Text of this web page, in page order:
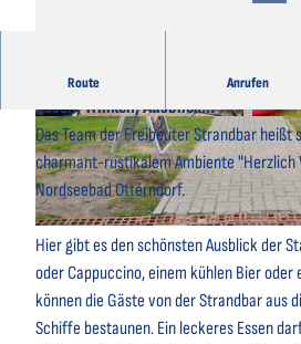
© Dahmke Photographie Kirk Dahmke |
CC-BY-SA
©
Route Anrufen
Freibeuter Strandbar
Essen, Trinken, Ausblick...
Das Team der Freibeuter Strandbar heißt
charmant-rustikalem Ambiente "Herzlich
Nordseebad Otterndorf.
Hier gibt es den schönsten Ausblick der
oder Cappuccino, einem kühlen Bier
können die Gäste von der Strandbar aus
Schiffe bestaunen. Ein leckeres Essen